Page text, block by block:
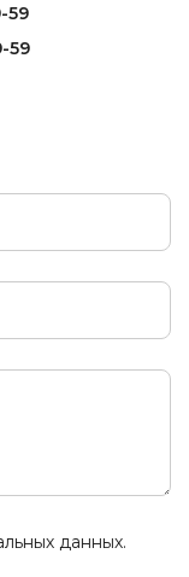
данных.
59
59